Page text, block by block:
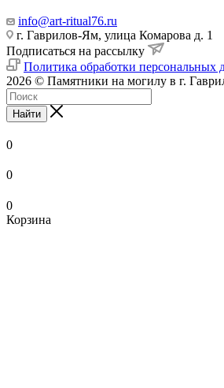
info@art-ritual76.ru
г. Гаврилов-Ям, улица Комарова д. 1
Подписаться на рассылку
Политика обработки персональных
2026 © Памятники на могилу в г.
Найти
0
0
0
Корзина